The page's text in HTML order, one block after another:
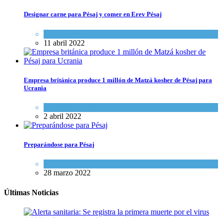
Designar carne para Pésaj y comer en Erev Pésaj
11 abril 2022
Empresa británica produce 1 millón de Matzá kosher de Pésaj para
Ucrania
2 abril 2022
Preparándose para Pésaj
28 marzo 2022
Últimas Noticias